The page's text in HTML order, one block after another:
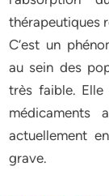
thérapeutiques
C’est un
au sein des
très faible.
médicaments
actuellement
grave.